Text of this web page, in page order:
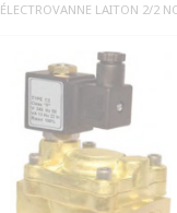
ÉLECTROVANNE LAITON 2/2